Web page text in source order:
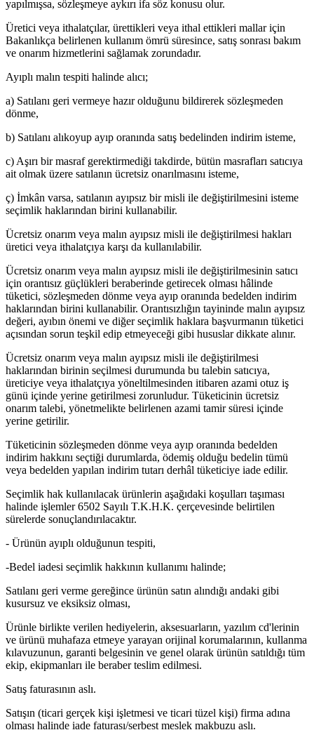
yapılmışsa, sözleşmeye aykırı ifa söz konusu olur.
Üretici veya ithalatçılar, ürettikleri veya ithal ettikleri mallar için
Bakanlıkça belirlenen kullanım ömrü süresince, satış sonrası bakım
ve onarım hizmetlerini sağlamak zorundadır.
Ayıplı malın tespiti halinde alıcı;
a) Satılanı geri vermeye hazır olduğunu bildirerek sözleşmeden
dönme,
b) Satılanı alıkoyup ayıp oranında satış bedelinden indirim isteme,
c) Aşırı bir masraf gerektirmediği takdirde, bütün masrafları satıcıya
ait olmak üzere satılanın ücretsiz onarılmasını isteme,
ç) İmkân varsa, satılanın ayıpsız bir misli ile değiştirilmesini isteme
seçimlik haklarından birini kullanabilir.
Ücretsiz onarım veya malın ayıpsız misli ile değiştirilmesi hakları
üretici veya ithalatçıya karşı da kullanılabilir.
Ücretsiz onarım veya malın ayıpsız misli ile değiştirilmesinin satıcı
için orantısız güçlükleri beraberinde getirecek olması hâlinde
tüketici, sözleşmeden dönme veya ayıp oranında bedelden indirim
haklarından birini kullanabilir. Orantısızlığın tayininde malın ayıpsız
değeri, ayıbın önemi ve diğer seçimlik haklara başvurmanın tüketici
açısından sorun teşkil edip etmeyeceği gibi hususlar dikkate alınır.
Ücretsiz onarım veya malın ayıpsız misli ile değiştirilmesi
haklarından birinin seçilmesi durumunda bu talebin satıcıya,
üreticiye veya ithalatçıya yöneltilmesinden itibaren azami otuz iş
günü içinde yerine getirilmesi zorunludur. Tüketicinin ücretsiz
onarım talebi, yönetmelikte belirlenen azami tamir süresi içinde
yerine getirilir.
Tüketicinin sözleşmeden dönme veya ayıp oranında bedelden
indirim hakkını seçtiği durumlarda, ödemiş olduğu bedelin tümü
veya bedelden yapılan indirim tutarı derhâl tüketiciye iade edilir.
Seçimlik hak kullanılacak ürünlerin aşağıdaki koşulları taşıması
halinde işlemler 6502 Sayılı T.K.H.K. çerçevesinde belirtilen
sürelerde sonuçlandırılacaktır.
- Ürünün ayıplı olduğunun tespiti,
-Bedel iadesi seçimlik hakkının kullanımı halinde;
Satılanı geri verme gereğince ürünün satın alındığı andaki gibi
kusursuz ve eksiksiz olması,
Ürünle birlikte verilen hediyelerin, aksesuarların, yazılım cd'lerinin
ve ürünü muhafaza etmeye yarayan orijinal korumalarının, kullanma
kılavuzunun, garanti belgesinin ve genel olarak ürünün satıldığı tüm
ekip, ekipmanları ile beraber teslim edilmesi.
Satış faturasının aslı.
Satışın (ticari gerçek kişi işletmesi ve ticari tüzel kişi) firma adına
olması halinde iade faturası/serbest meslek makbuzu aslı.